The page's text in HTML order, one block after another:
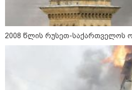
"15 წლის
შედეგი
ხარძიანი
კატეგორიის ყველა
2008 წლის რუსეთ-საქართველოს